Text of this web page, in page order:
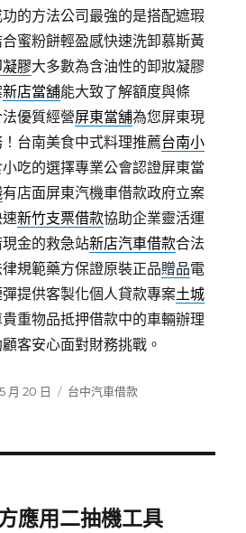
的方法公司最強的是搭配遮瑕
蜜粉餅輕盈感快速洗卸慕斯黃
膠大多數為含油性的卸妝凝膠
新店當舖能大致了解額度與條
優質經營屏東當舖為您屏東現
台南美食中式料理推薦台南小
吃的選擇專業公會認證屏東當
有店面屏東汽機車借款政府立案
速新竹支票借款協助企業靈活運
金的救急站新店汽車借款合法
規範藥方保證原裝正品贈品電
提供客製化個人貸款專案土城
重物品抵押借款中的車輛辦理
客安心面對財務挑戰。
月 20 日
分
台中汽車借款
應用二抽機工具